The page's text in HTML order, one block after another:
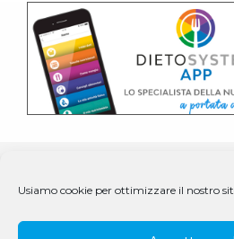
Usiamo cookie per ottimizzare il nostro